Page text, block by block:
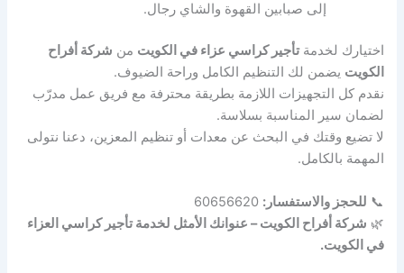
إلى صبابين القهوة والشاي رجال.
اختيارك لخدمةتأجير كراسي عزاء في الكويت من شركة أفراح
الكويت يضمن لك التنظيم الكامل وراحة الضيوف.
نقدم كل التجهيزات اللازمة بطريقة محترفة مع فريق عمل مدرّب
لضمان سير المناسبة بسلاسة.
لا تضيع وقتك في البحث عن معدات أو تنظيم المعزين، دعنا نتولى
المهمة بالكامل.
📞 للحجز والاستفسار: 60656620
🌿 شركة أفراح الكويت – عنوانك الأمثل لخدمة تأجير كراسي العزاء
في الكويت.